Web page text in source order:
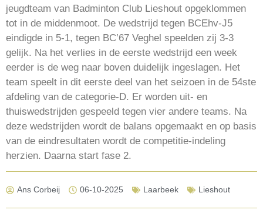
jeugdteam van Badminton Club Lieshout opgeklommen
tot in de middenmoot. De wedstrijd tegen BCEhv-J5
eindigde in 5-1, tegen BC’67 Veghel speelden zij 3-3
gelijk. Na het verlies in de eerste wedstrijd een week
eerder is de weg naar boven duidelijk ingeslagen. Het
team speelt in dit eerste deel van het seizoen in de 54ste
afdeling van de categorie-D. Er worden uit- en
thuiswedstrijden gespeeld tegen vier andere teams. Na
deze wedstrijden wordt de balans opgemaakt en op basis
van de eindresultaten wordt de competitie-indeling
herzien. Daarna start fase 2.
Ans Corbeij 06-10-2025 Laarbeek Lieshout